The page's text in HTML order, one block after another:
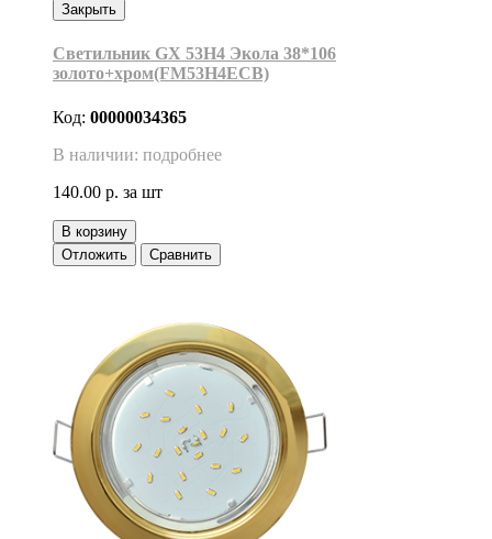
Закрыть
Светильник GX 53H4 Экола 38*106
золото+хром(FM53H4ECB)
Код: 00000034365
В наличии: подробнее
140.00 р. за шт
В корзину
Отложить
Сравнить